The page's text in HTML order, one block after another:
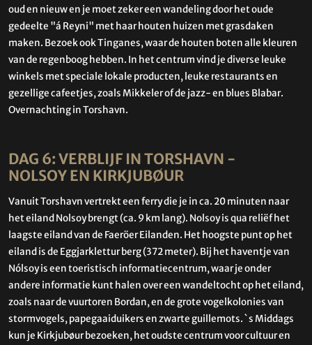
oud en nieuw en je moet zeker een wandeling door het oude
gedeelte "á Reyni" met haar houten huizen met grasdaken
maken. Bezoek ook Tinganes, waar de houten boten alle kleuren
van de regenboog hebben. In het centrum vind je diverse leuke
winkels met speciale lokale producten, leuke restaurants en
gezellige cafeetjes, zoals Mikkeler of de jazz- en blues Blabar.
Overnachting in Torshavn.
DAG 6: VERBLIJF IN TORSHAVN -
NOLSOY EN KIRKJUBØUR
Vanuit Torshavn vertrekt een ferry die je in ca. 20 minuten naar
het eiland Nolsoy brengt (ca. 9 km lang). Nolsoy is qua reliëf het
laagste eiland van de Faeröer Eilanden. Het hoogste punt op het
eiland is de Eggjarklettur berg (372 meter). Bij het haventje van
Nólsoy is een toeristisch informatiecentrum, waar je onder
andere informatie kunt halen over een wandeltocht op het eiland,
zoals naar de vuurtoren Bordan, en de grote vogelkolonies van
stormvogels, papegaaiduikers en zwarte guillemots. ` s Middags
kun je Kirkjubøur bezoeken, het oudste centrum voor cultuur en